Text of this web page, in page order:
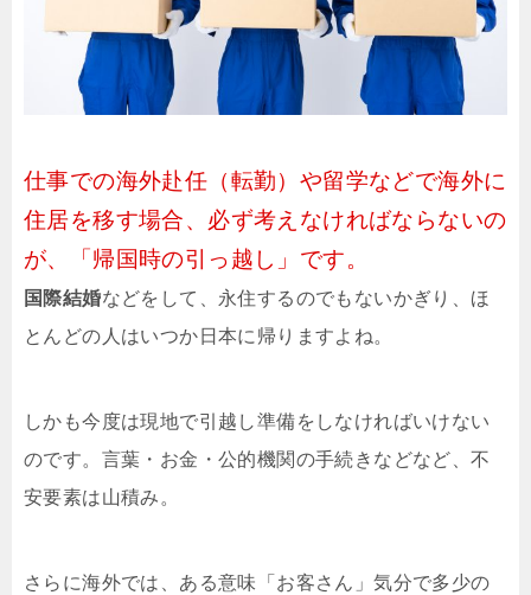
仕事での海外赴任（転勤）や留学などで海外に
住居を移す場合、必ず考えなければならないの
が、「帰国時の引っ越し」です。
国際結婚などをして、永住するのでもないかぎり、ほ
とんどの人はいつか日本に帰りますよね。
しかも今度は現地で引越し準備をしなければいけない
のです。言葉・お金・公的機関の手続きなどなど、不
安要素は山積み。
さらに海外では、ある意味「お客さん」気分で多少の